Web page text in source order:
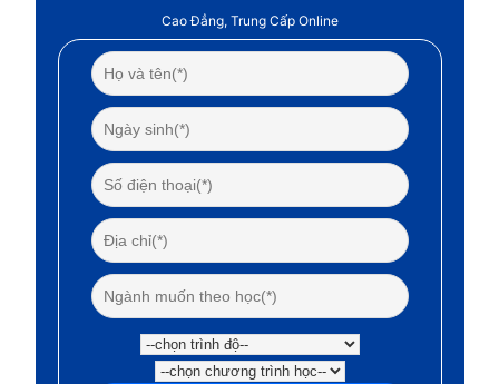
Cao Đẳng, Trung Cấp Online